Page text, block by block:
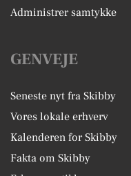
Administrer samtykke
GENVEJE
Seneste nyt fra Skibby
Vores lokale erhverv
Kalenderen for Skibby
Fakta om Skibby